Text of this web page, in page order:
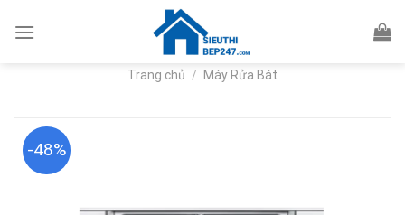
Trang chủ / Máy Rửa Bát
-48%